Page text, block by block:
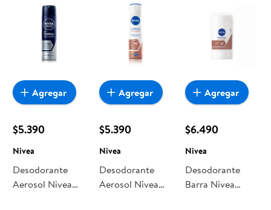
$5.390
Nivea
Desodorante
Aerosol Nivea
Agregar
$5.390
Nivea
Desodorante
Aerosol Nivea
Agregar
$6.490
Nivea
Desodorante
Barra Nivea
Agregar